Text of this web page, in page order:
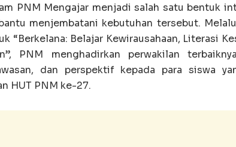
PNM Mengajar menjadi salah satu bentuk
menjembatani kebutuhan tersebut.
“Berkelana: Belajar Kewirausahaan, Literasi
PNM menghadirkan perwakilan
dan perspektif kepada para siswa
HUT PNM ke-27.